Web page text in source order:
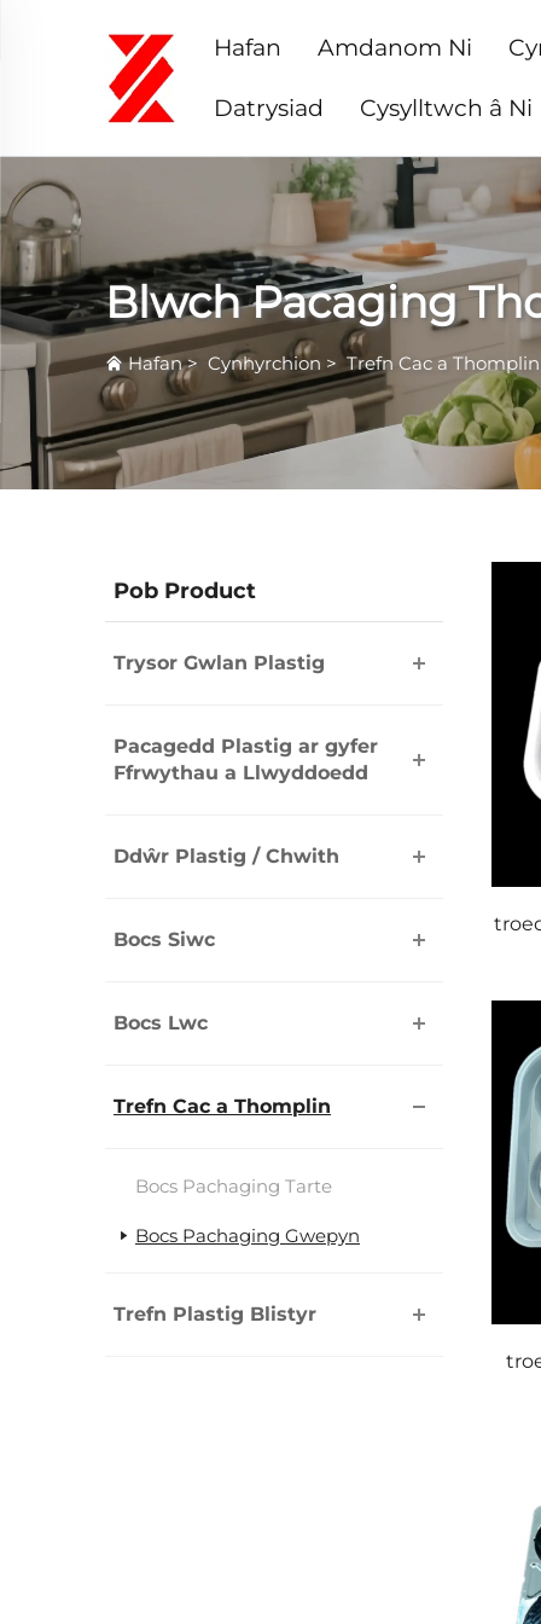
Hafan Amdanom Ni
Datrysiad Cysylltwch â Ni
Blwch Pacaging
Hafan> Cynhyrchion >Trefn Cac a Thomplin
Pob Product
Trysor Gwlan Plastig
Pacagedd Plastig ar gyfer
Ffrwythau a Llwyddoedd
Ddŵr Plastig / Chwith
Bocs Siwc
Bocs Lwc
Trefn Cac a Thomplin
Bocs Pachaging Tarte
Bocs Pachaging Gwepyn
Trefn Plastig Blistyr